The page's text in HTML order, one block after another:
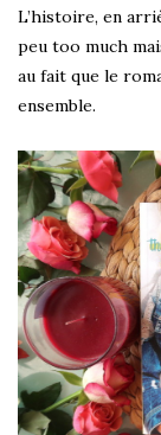
L’histoire, en
peu too much
au fait que le
ensemble.